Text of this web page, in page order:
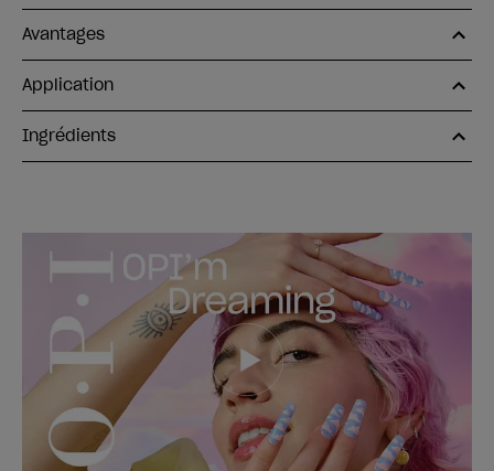
Avantages
Application
Ingrédients